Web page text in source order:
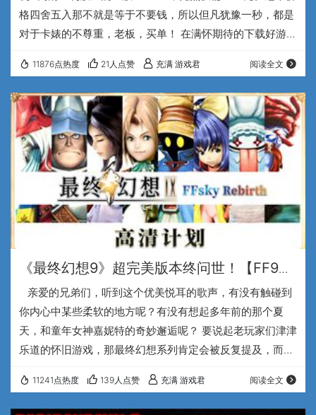
格四舍五入那不就是等于不要钱，所以但凡犹豫一秒，都是
对于卡婊的不尊重，老板，买单！ 在满怀期待的下载好游戏
什么整个游戏画面都显得如此的.....模糊一片？ 原来这部
2015年上架的作品，虽然名字叫做高清重制版，但是分辨率
最高竟然只能支持到1080P，最重要的是，游戏中全部的背
景贴图素材的分辨率，竟然只有可怜的480P，所以，在我
2K分辨率显示器上，…
11876点热度 21人点赞 充满 游戏君 阅读全文
《最终幻想9》超完美版本终问世！【FF9
RE高清计划】震撼发布~
亲爱的兄弟们，听到这个优美悦耳的歌声，有没有触碰到
你内心中某些柔软的地方呢？有没有想起多年前的那个夏
天，和童年女神嘉妮特的奇妙邂逅呢？ 要说起老玩家们津津
乐道的怀旧游戏，那最终幻想系列肯定会被反复提及，而这
大气又婉转凄美的音乐风格，童话般美好又深邃的剧情故
事，个性鲜明的人物塑造，酣畅淋漓的战斗系统，等等优
11241点热度 139人点赞 充满 游戏君 阅读全文